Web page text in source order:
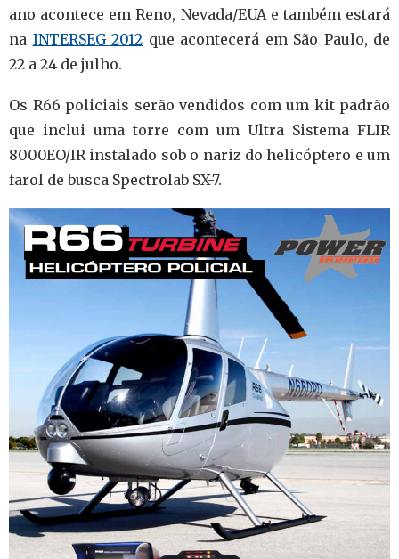
ano acontece em Reno, Nevada/EUA e também estará
na INTERSEG 2012 que acontecerá em São Paulo, de
22 a 24 de julho.
Os R66 policiais serão vendidos com um kit padrão
que inclui uma torre com um Ultra Sistema FLIR
8000EO/IR instalado sob o nariz do helicóptero e um
farol de busca Spectrolab SX-7.